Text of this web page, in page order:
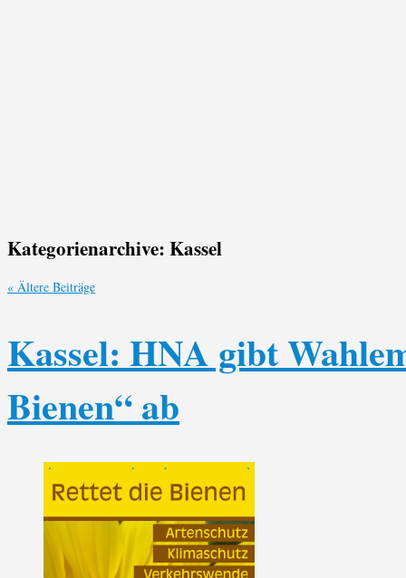
Kategorienarchive: Kassel
« Ältere Beiträge
Kassel: HNA gibt
Bienen“ ab